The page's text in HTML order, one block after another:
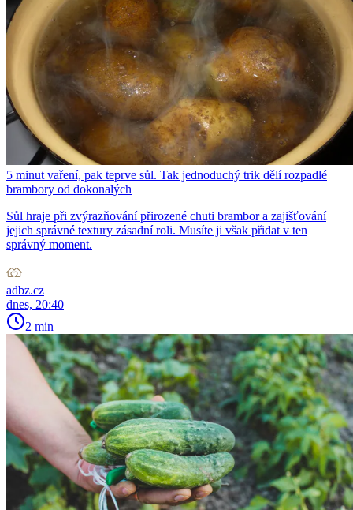
5 minut vaření, pak teprve sůl. Tak jednoduchý trik dělí rozpadlé
brambory od dokonalých
Sůl hraje při zvýrazňování přirozené chuti brambor a zajišťování
jejich správné textury zásadní roli. Musíte ji však přidat v ten
správný moment.
adbz.cz
dnes, 20:40
2 min